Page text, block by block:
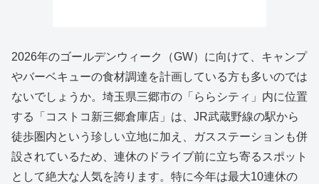
2026年のゴールデンウィーク（GW）に向けて、キャンプ
やバーベキューの食材調達を計画している方も多いのでは
ないでしょうか。埼玉県三郷市の「ららシティ」内に位置
する「コストコ新三郷倉庫店」は、JR武蔵野線の駅から
徒歩圏内という珍しい立地に加え、ガスステーションも併
設されているため、連休のドライブ前に立ち寄るスポット
として絶大な人気を誇ります。特に今年は最大10連休の